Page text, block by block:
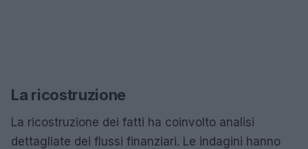
La ricostruzione
La ricostruzione dei fatti ha coinvolto analisi
dettagliate dei flussi finanziari. Le indagini hanno